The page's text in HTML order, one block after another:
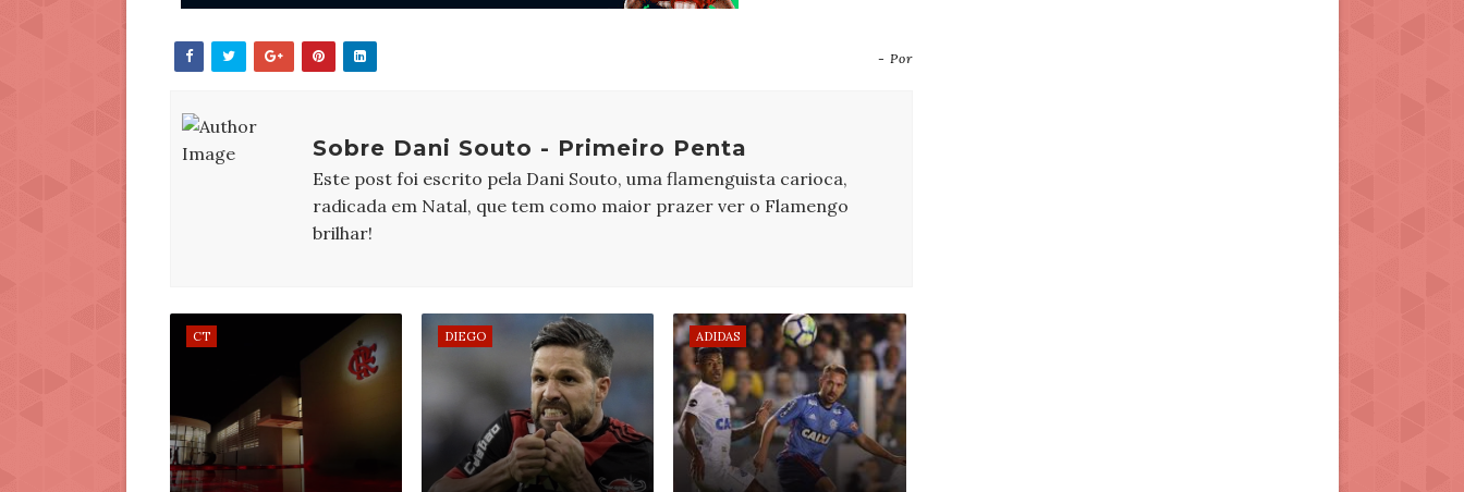
- Por
Sobre Dani Souto - Primeiro Penta
Este post foi escrito pela Dani Souto, uma flamenguista carioca,
radicada em Natal, que tem como maior prazer ver o Flamengo
brilhar!
CT DIEGO ADIDAS